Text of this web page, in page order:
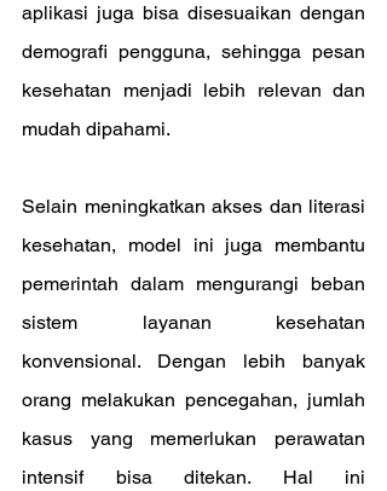
aplikasi juga bisa disesuaikan dengan
demografi pengguna, sehingga pesan
kesehatan menjadi lebih relevan dan
mudah dipahami.
Selain meningkatkan akses dan literasi
kesehatan, model ini juga membantu
pemerintah dalam mengurangi beban
sistem layanan kesehatan
konvensional. Dengan lebih banyak
orang melakukan pencegahan, jumlah
kasus yang memerlukan perawatan
intensif bisa ditekan. Hal ini